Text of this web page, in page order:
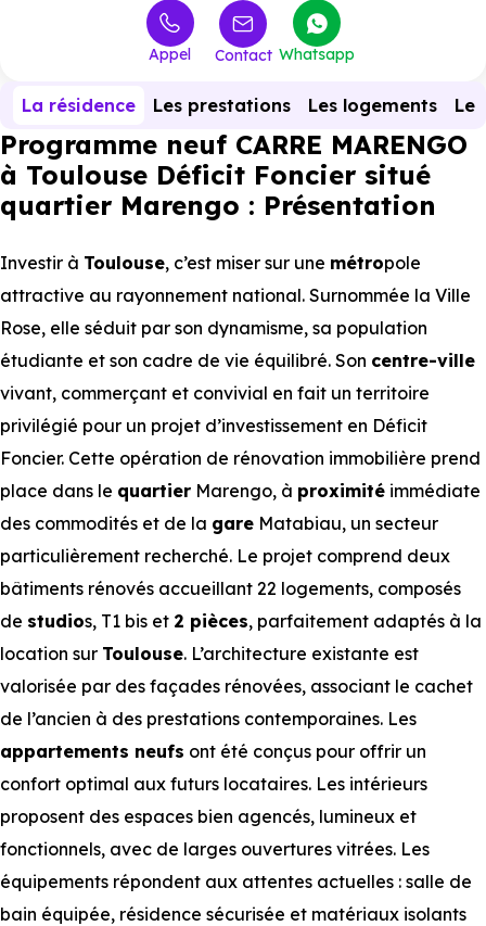
Appel Contact Whatsapp
La résidence Les prestations Les logements Le
Programme neuf CARRE MARENGO
à Toulouse Déficit Foncier situé
quartier Marengo : Présentation
Investir à Toulouse, c’est miser sur une métropole
attractive au rayonnement national. Surnommée la Ville
Rose, elle séduit par son dynamisme, sa population
étudiante et son cadre de vie équilibré. Son centre-ville
vivant, commerçant et convivial en fait un territoire
privilégié pour un projet d’investissement en Déficit
Foncier. Cette opération de rénovation immobilière prend
place dans le quartier Marengo, à proximité immédiate
des commodités et de la gare Matabiau, un secteur
particulièrement recherché. Le projet comprend deux
bâtiments rénovés accueillant 22 logements, composés
de studios, T1 bis et 2 pièces, parfaitement adaptés à la
location sur Toulouse. L’architecture existante est
valorisée par des façades rénovées, associant le cachet
de l’ancien à des prestations contemporaines. Les
appartements neufs ont été conçus pour offrir un
confort optimal aux futurs locataires. Les intérieurs
proposent des espaces bien agencés, lumineux et
fonctionnels, avec de larges ouvertures vitrées. Les
équipements répondent aux attentes actuelles : salle de
bain équipée, résidence sécurisée et matériaux isolants